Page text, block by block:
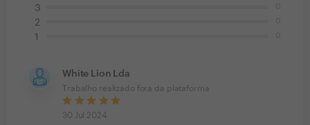
3
2
1
White Lion Lda
Trabalho realizado fora da plataforma
30 Jul 2024